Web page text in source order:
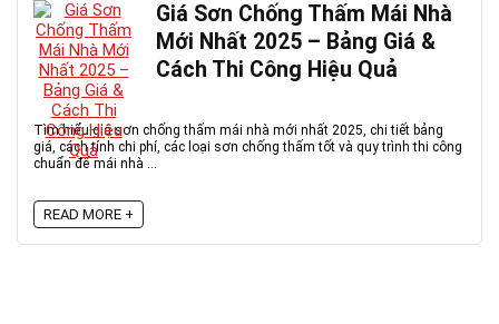
Giá Sơn Chống Thấm Mái Nhà
Mới Nhất 2025 – Bảng Giá &
Cách Thi Công Hiệu Quả
Tìm hiểu giá sơn chống thấm mái nhà mới nhất 2025, chi tiết bảng
giá, cách tính chi phí, các loại sơn chống thấm tốt và quy trình thi công
chuẩn để mái nhà ...
READ MORE +